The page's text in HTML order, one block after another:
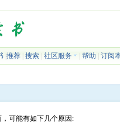
| 推荐| 搜索| 社区服务 帮助
订阅
可能有如下几个原因: